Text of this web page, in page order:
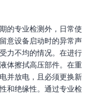
的专业检测外，日常使
意设备启动时的异常声
力不均的情况。在进行
体擦拭高压部件。在重
并放电，且必须更换新
和绝缘性。通过专业检